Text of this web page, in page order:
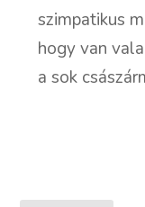
szimpatikus
hogy van
a sok